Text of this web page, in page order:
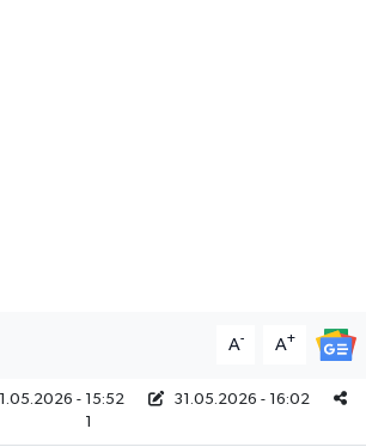
A- A+
- 15:52
31.05.2026 - 16:02
1